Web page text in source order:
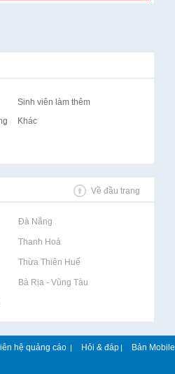
Sinh viên làm thêm
Khác
Về đầu trang
tại Đà Nẵng
tại Thanh Hoá
tại Thừa Thiên Huế
tại Bà Rịa - Vũng Tàu
hệ quảng cáo | Hỏi & đáp | Bản Mobile